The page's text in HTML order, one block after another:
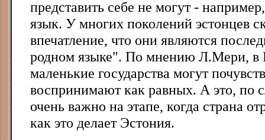
представить себе не могут -
язык. У многих поколений эстонцев
впечатление, что они являются
родном языке". По мнению Л.Мери, в
маленькие государства могут
воспринимают как равных. А это, по
очень важно на этапе, когда страна
как это делает Эстония.